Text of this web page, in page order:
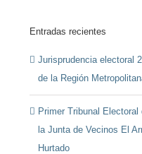
Entradas recientes
Jurisprudencia electoral
de la Región
Primer Tribunal
la Junta de Vecinos El
Hurtado